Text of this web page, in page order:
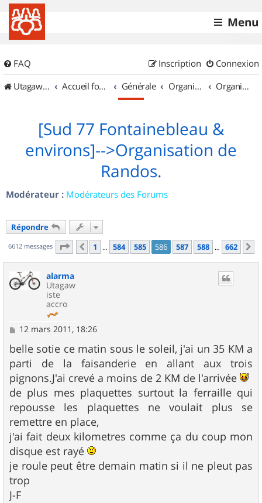
Menu
FAQ Connexion
Inscription
UtagawaVTT (Randos VTT et VTTAE avec traces GPS)
Accueil forum Générale Organisation de sorties & Recherche de partenaires Organisation de sorties en région Île de France
[Sud 77 Fontainebleau &
environs]-->Organisation de
Randos.
Modérateur : Modérateurs des Forums
Répondre
6612 messages Page 586 sur662
Précédent
1 … 584 585 586 587 588 … 662
alarma
Utagaw
iste
accro
M
s
s
a
g
e
12 mars 2011, 18:26
belle sotie ce matin sous le soleil, j'ai un 35 KM a
parti de la faisanderie en allant aux trois
pignons.J'ai crevé a moins de 2 KM de l'arrivée
de plus mes plaquettes surtout la ferraille qui
repousse les plaquettes ne voulait plus se
remettre en place,
j'ai fait deux kilometres comme ça du coup mon
disque est rayé
je roule peut être demain matin si il ne pleut pas
trop
J-F